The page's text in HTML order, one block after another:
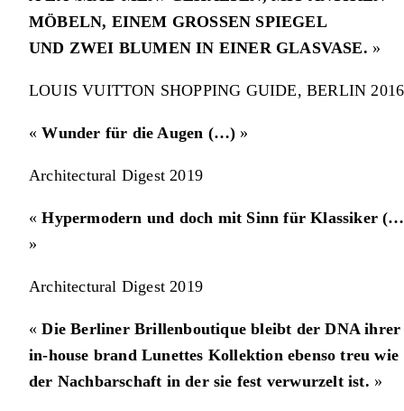
MÖBELN, EINEM GROSSEN SPIEGEL
UND ZWEI BLUMEN IN EINER GLASVASE. »
LOUIS VUITTON SHOPPING GUIDE, BERLIN 2016
«Wunder für die Augen (…) »
Architectural Digest 2019
«Hypermodern und doch mit Sinn für Klassiker
»
Architectural Digest 2019
«Die Berliner Brillenboutique bleibt der DNA ihrer
in-house brand Lunettes Kollektion ebenso treu wie
der Nachbarschaft in der sie fest verwurzelt ist. »